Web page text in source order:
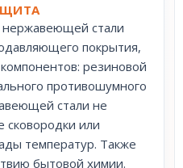
стали
покрытия,
резиновой
противошумного
стали не
сковородки или
температур. Также
бытовой химии.